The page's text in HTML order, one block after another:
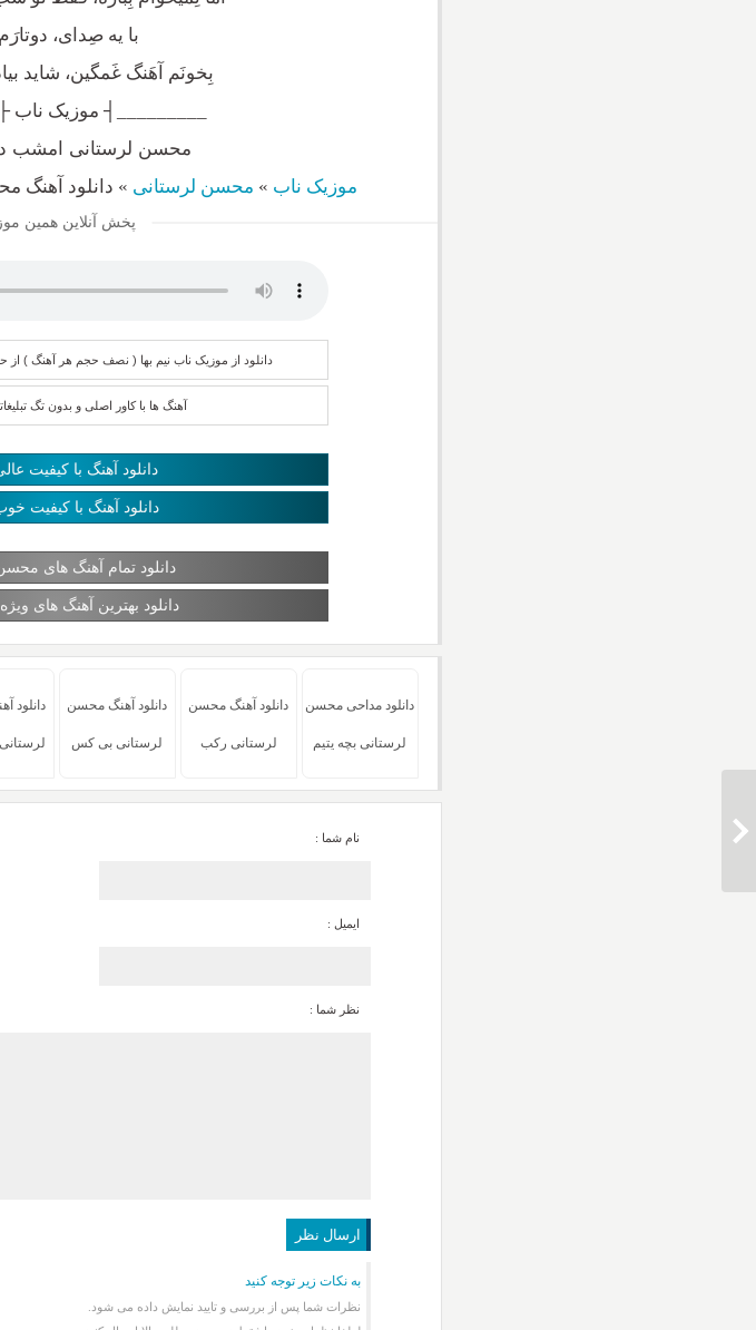
با یه صِدای،
بِخونَم آهَنگ غَمگین، شاید
_________┤ موزیک ناب
محسن لرستانی امشب
موزیک ناب » محسن لرستانی » دانلود آهنگ
پخش آنلاین همین
دانلود از موزیک ناب نیم بها ( نصف حجم هر آهنگ )
آهنگ ها با کاور اصلی و بدون تگ
دانلود آهنگ با کیفیت عالی
دانلود آهنگ با کیفیت خوب
دانلود تمام آهنگ های
دانلود بهترین آهنگ های
دانلود مداحی محسن
لرستانی بچه یتیم
دانلود آهنگ محسن
لرستانی رکب
دانلود آهنگ محسن
لرستانی بی کس
دانلود
نام شما :
ایمیل :
نظر شما :
به نکات زیر توجه کنید
نظرات شما پس از بررسی و تایید نمایش داده می شود.